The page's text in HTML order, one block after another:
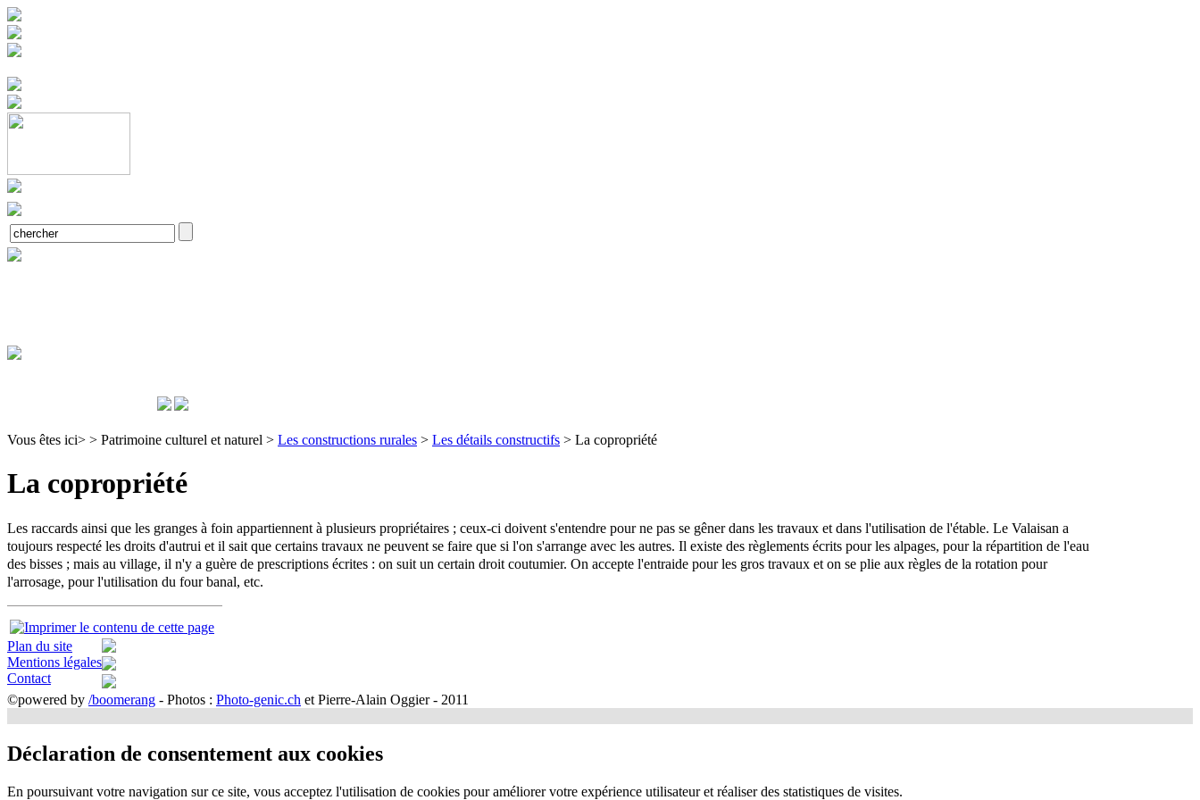
Vous êtes ici> > Patrimoine culturel et naturel > Les constructions rurales > Les détails constructifs > La copropriété
La copropriété
Les raccards ainsi que les granges à foin appartiennent à plusieurs propriétaires ; ceux-ci doivent s'entendre pour ne pas se gêner dans les travaux et dans l'utilisation de l'étable. Le Valaisan a
toujours respecté les droits d'autrui et il sait que certains travaux ne peuvent se faire que si l'on s'arrange avec les autres. Il existe des règlements écrits pour les alpages, pour la répartition de l'eau
des bisses ; mais au village, il n'y a guère de prescriptions écrites : on suit un certain droit coutumier. On accepte l'entraide pour les gros travaux et on se plie aux règles de la rotation pour
l'arrosage, pour l'utilisation du four banal, etc.
Plan du site
Mentions légales
Contact
©powered by /boomerang - Photos : Photo-genic.ch et Pierre-Alain Oggier - 2011
Déclaration de consentement aux cookies
En poursuivant votre navigation sur ce site, vous acceptez l'utilisation de cookies pour améliorer votre expérience utilisateur et réaliser des statistiques de visites.